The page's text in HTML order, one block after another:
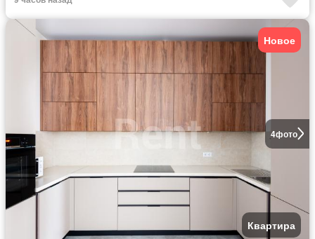
4фото
Новое
Квартира